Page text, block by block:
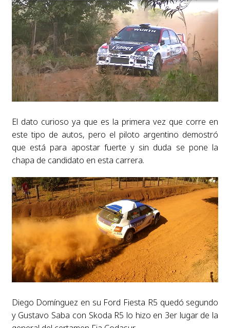
El dato curioso ya que es la primera vez que corre en
este tipo de autos, pero el piloto argentino demostró
que está para apostar fuerte y sin duda se pone la
chapa de candidato en esta carrera.
Diego Domínguez en su Ford Fiesta R5 quedó segundo
y Gustavo Saba con Skoda R5 lo hizo en 3er lugar de la